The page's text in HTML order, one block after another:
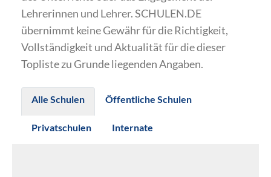
Lehrerinnen und Lehrer. SCHULEN.DE
übernimmt keine Gewähr für die Richtigkeit,
Vollständigkeit und Aktualität für die dieser
Topliste zu Grunde liegenden Angaben.
Alle Schulen Öffentliche Schulen
Privatschulen Internate